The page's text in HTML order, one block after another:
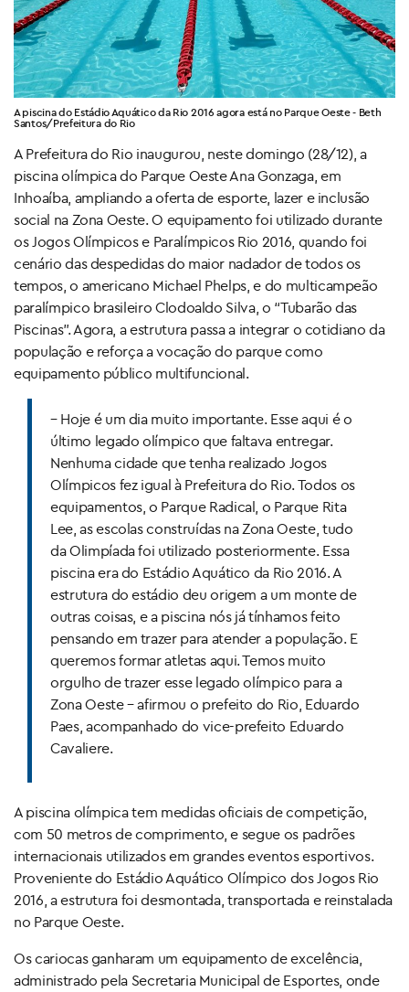
A piscina do Estádio Aquático da Rio 2016 agora está no Parque Oeste - Beth
Santos/Prefeitura do Rio
A Prefeitura do Rio inaugurou, neste domingo (28/12), a
piscina olímpica do Parque Oeste Ana Gonzaga, em
Inhoaíba, ampliando a oferta de esporte, lazer e inclusão
social na Zona Oeste. O equipamento foi utilizado durante
os Jogos Olímpicos e Paralímpicos Rio 2016, quando foi
cenário das despedidas do maior nadador de todos os
tempos, o americano Michael Phelps, e do multicampeão
paralímpico brasileiro Clodoaldo Silva, o “Tubarão das
Piscinas”. Agora, a estrutura passa a integrar o cotidiano da
população e reforça a vocação do parque como
equipamento público multifuncional.
– Hoje é um dia muito importante. Esse aqui é o
último legado olímpico que faltava entregar.
Nenhuma cidade que tenha realizado Jogos
Olímpicos fez igual à Prefeitura do Rio. Todos os
equipamentos, o Parque Radical, o Parque Rita
Lee, as escolas construídas na Zona Oeste, tudo
da Olimpíada foi utilizado posteriormente. Essa
piscina era do Estádio Aquático da Rio 2016. A
estrutura do estádio deu origem a um monte de
outras coisas, e a piscina nós já tínhamos feito
pensando em trazer para atender a população. E
queremos formar atletas aqui. Temos muito
orgulho de trazer esse legado olímpico para a
Zona Oeste – afirmou o prefeito do Rio, Eduardo
Paes, acompanhado do vice-prefeito Eduardo
Cavaliere.
A piscina olímpica tem medidas oficiais de competição,
com 50 metros de comprimento, e segue os padrões
internacionais utilizados em grandes eventos esportivos.
Proveniente do Estádio Aquático Olímpico dos Jogos Rio
2016, a estrutura foi desmontada, transportada e reinstalada
no Parque Oeste.
Os cariocas ganharam um equipamento de excelência,
administrado pela Secretaria Municipal de Esportes, onde